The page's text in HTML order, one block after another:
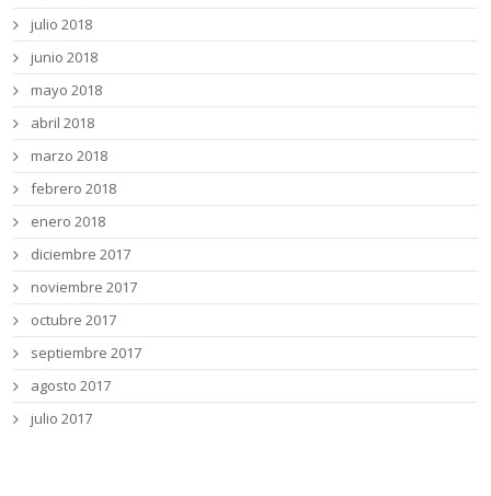
julio 2018
junio 2018
mayo 2018
abril 2018
marzo 2018
febrero 2018
enero 2018
diciembre 2017
noviembre 2017
octubre 2017
septiembre 2017
agosto 2017
julio 2017